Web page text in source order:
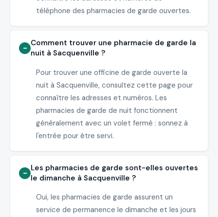
téléphone des pharmacies de garde ouvertes.
Comment trouver une pharmacie de garde la
nuit à Sacquenville ?
Pour trouver une officine de garde ouverte la
nuit à Sacquenville, consultez cette page pour
connaître les adresses et numéros. Les
pharmacies de garde de nuit fonctionnent
généralement avec un volet fermé : sonnez à
l'entrée pour être servi.
Les pharmacies de garde sont-elles ouvertes
le dimanche à Sacquenville ?
Oui, les pharmacies de garde assurent un
service de permanence le dimanche et les jours